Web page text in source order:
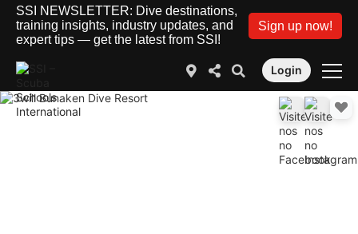
SSI NEWSLETTER: Dive destinations,
training insights, industry updates, and
expert tips — get the latest from SSI!
Sign up now!
Login